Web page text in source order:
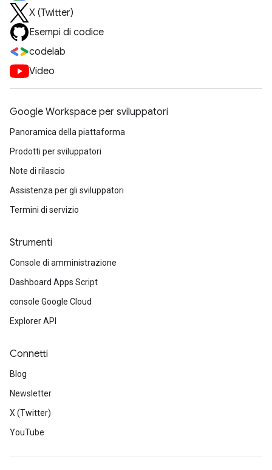
X (Twitter)
Esempi di codice
codelab
Video
Google Workspace per sviluppatori
Panoramica della piattaforma
Prodotti per sviluppatori
Note di rilascio
Assistenza per gli sviluppatori
Termini di servizio
Strumenti
Console di amministrazione
Dashboard Apps Script
console Google Cloud
Explorer API
Connetti
Blog
Newsletter
X (Twitter)
YouTube